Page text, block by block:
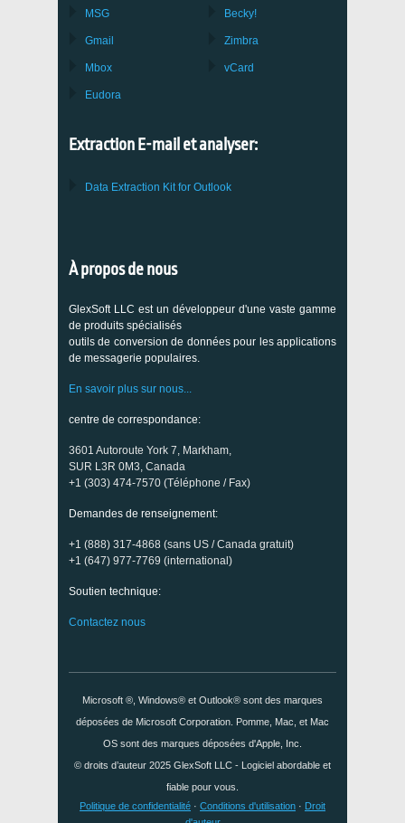
MSG
Gmail
Mbox
Eudora
Becky!
Zimbra
vCard
Extraction E-mail et analyser:
Data Extraction Kit for Outlook
À propos de nous
GlexSoft LLC est un développeur d'une vaste gamme
de produits spécialisés
outils de conversion de données pour les applications
de messagerie populaires.
En savoir plus sur nous...
centre de correspondance:
3601 Autoroute York 7, Markham,
SUR L3R 0M3, Canada
+1 (303) 474-7570 (Téléphone / Fax)
Demandes de renseignement:
+1 (888) 317-4868 (sans US / Canada gratuit)
+1 (647) 977-7769 (international)
Soutien technique:
Contactez nous
Microsoft ®, Windows® et Outlook® sont des marques
déposées de Microsoft Corporation. Pomme, Mac, et Mac
OS sont des marques déposées d'Apple, Inc.
© droits d’auteur 2025 GlexSoft LLC - Logiciel abordable et
fiable pour vous.
Politique de confidentialité · Conditions d'utilisation · Droit